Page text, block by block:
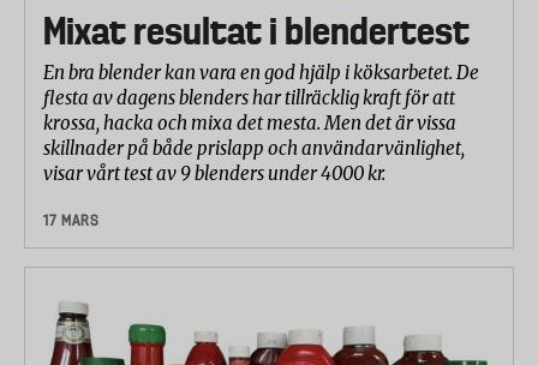
Mixat resultat i blendertest
En bra blender kan vara en god hjälp i köksarbetet. De
flesta av dagens blenders har tillräcklig kraft för att
krossa, hacka och mixa det mesta. Men det är vissa
skillnader på både prislapp och användarvänlighet,
visar vårt test av 9 blenders under 4000 kr.
17 MARS